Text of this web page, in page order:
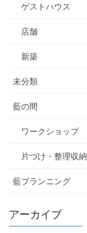
ゲストハウス
店舗
新築
未分類
藍の間
ワークショップ
片づけ・整理収納
藍プランニング
アーカイブ